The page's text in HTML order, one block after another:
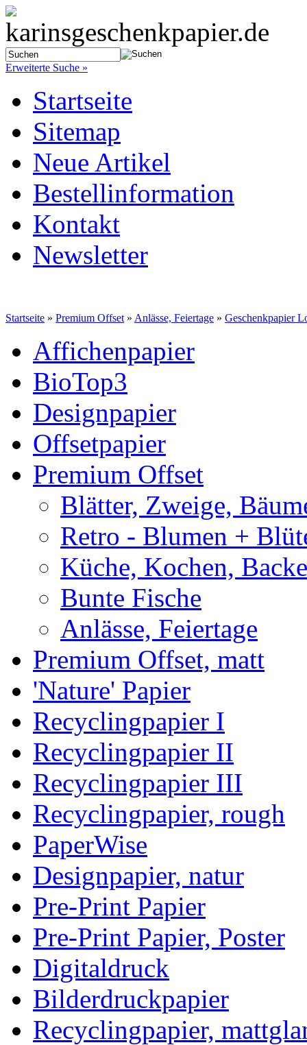
Erweiterte Suche »
Startseite
Sitemap
Neue Artikel
Bestellinformation
Kontakt
Newsletter
Startseite » Premium Offset » Anlässe, Feiertage » Geschenkpapier
Affichenpapier
BioTop3
Designpapier
Offsetpapier
Premium Offset
Blätter, Zweige,
Retro - Blumen +
Küche, Kochen,
Bunte Fische
Anlässe, Feiertage
Premium Offset, matt
'Nature' Papier
Recyclingpapier I
Recyclingpapier II
Recyclingpapier III
Recyclingpapier, rough
PaperWise
Designpapier, natur
Pre-Print Papier
Pre-Print Papier, Poster
Digitaldruck
Bilderdruckpapier
Recyclingpapier,